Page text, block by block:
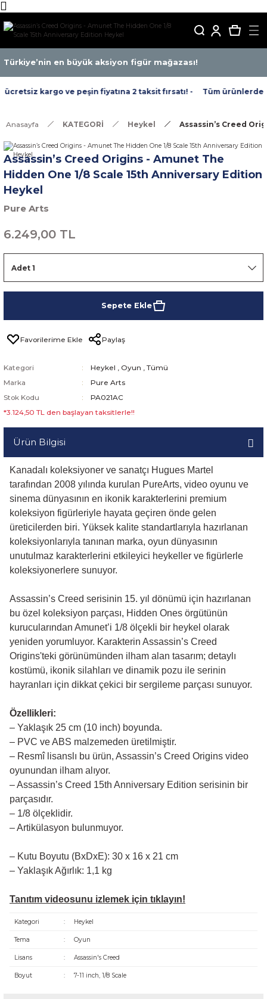
Türkiye’nin en büyük aksiyon figür mağazası!
kargo ve peşin fiyatına 2 taksit fırsatı! - Tüm ürünlerde
Anasayfa KATEGORİ Heykel Assassin’s Creed
Assassin’s Creed Origins - Amunet The
Hidden One 1/8 Scale 15th Anniversary Edition
Heykel
Pure Arts
6.249,00 TL
Sepete Ekle
Paylaş
Kategori Heykel , Oyun , Tümü
Marka
Pure Arts
Stok Kodu
PA021AC
*3.124,50 TL den başlayan taksitlerle!!
Ürün Bilgisi
Kanadalı koleksiyoner ve sanatçı Hugues Martel
tarafından 2008 yılında kurulan PureArts, video oyunu ve
sinema dünyasının en ikonik karakterlerini premium
koleksiyon figürleriyle hayata geçiren önde gelen
üreticilerden biri. Yüksek kalite standartlarıyla hazırlanan
koleksiyonlarıyla tanınan marka, oyun dünyasının
unutulmaz karakterlerini etkileyici heykeller ve figürlerle
koleksiyonerlere sunuyor.
Assassin’s Creed serisinin 15. yıl dönümü için hazırlanan
bu özel koleksiyon parçası, Hidden Ones örgütünün
kurucularından Amunet’i 1/8 ölçekli bir heykel olarak
yeniden yorumluyor. Karakterin Assassin’s Creed
Origins'teki görünümünden ilham alan tasarım; detaylı
kostümü, ikonik silahları ve dinamik pozu ile serinin
hayranları için dikkat çekici bir sergileme parçası sunuyor.
Özellikleri:
– Yaklaşık 25 cm (10 inch) boyunda.
– PVC ve ABS malzemeden üretilmiştir.
– Resmî lisanslı bu ürün, Assassin’s Creed Origins video
oyunundan ilham alıyor.
– Assassin’s Creed 15th Anniversary Edition serisinin bir
parçasıdır.
– 1/8 ölçeklidir.
– Artikülasyon bulunmuyor.
– Kutu Boyutu (BxDxE): 30 x 16 x 21 cm
– Yaklaşık Ağırlık: 1,1 kg
Tanıtım videosunu izlemek için tıklayın!
Kategori : Heykel
Tema : Oyun
Lisans : Assassin's Creed
Boyut : 7-11 inch, 1/8 Scale